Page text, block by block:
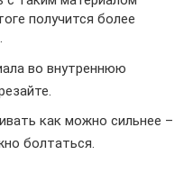
получится более
во внутреннюю
как можно сильнее –
болтаться.